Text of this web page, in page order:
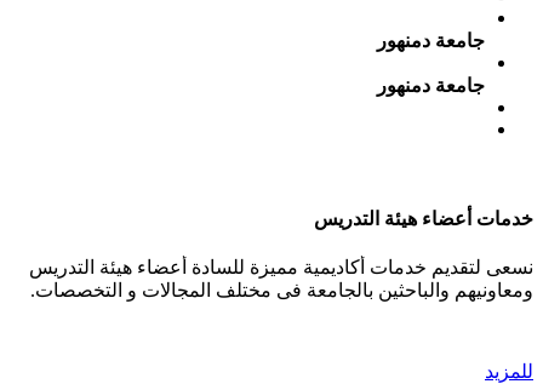
جامعة دمنهور
جامعة دمنهور
خدمات أعضاء هيئة التدريس
نسعى لتقديم خدمات أكاديمية مميزة للسادة أعضاء هيئة التدريس
ومعاونيهم والباحثين بالجامعة فى مختلف المجالات و التخصصات.
للمزيد